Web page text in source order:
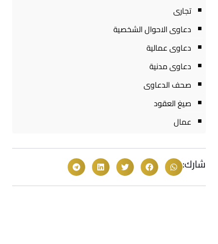
تجارى
دعاوى الاحوال الشخصية
دعاوى عمالية
دعاوى مدنية
صحف الدعاوى
صيغ العقود
عمال
شارك: